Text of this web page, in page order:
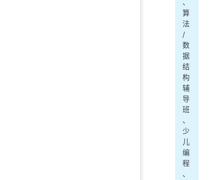
、
算
法
/
数
据
结
构
辅
导
班
、
少
儿
编
程
、